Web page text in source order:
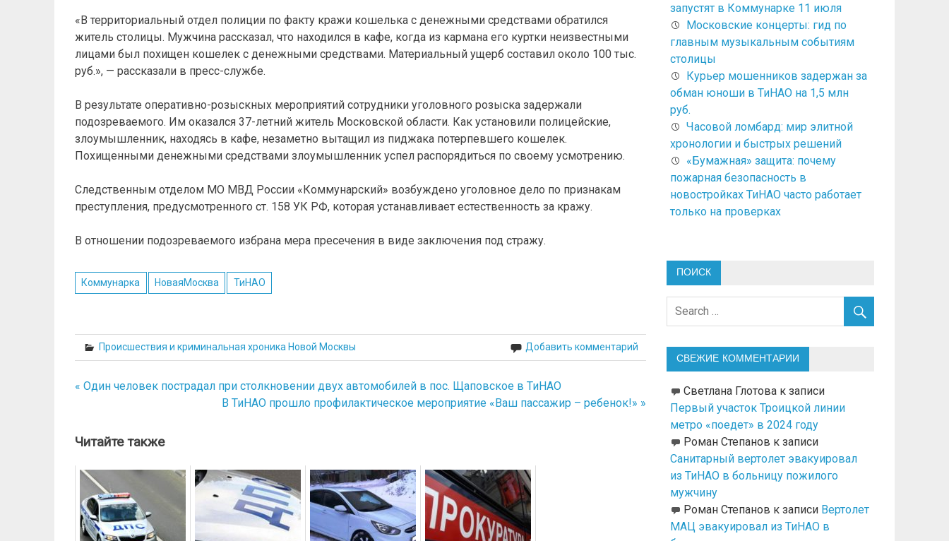
«В территориальный отдел полиции по факту кражи кошелька с денежными средствами обратился
житель столицы. Мужчина рассказал, что находился в кафе, когда из кармана его куртки неизвестными
лицами был похищен кошелек с денежными средствами. Материальный ущерб составил около 100 тыс.
руб.», — рассказали в пресс-службе.
В результате оперативно-розыскных мероприятий сотрудники уголовного розыска задержали
подозреваемого. Им оказался 37-летний житель Московской области. Как установили полицейские,
злоумышленник, находясь в кафе, незаметно вытащил из пиджака потерпевшего кошелек.
Похищенными денежными средствами злоумышленник успел распорядиться по своему усмотрению.
Следственным отделом МО МВД России «Коммунарский» возбуждено уголовное дело по признакам
преступления, предусмотренного ст. 158 УК РФ, которая устанавливает естественность за кражу.
В отношении подозреваемого избрана мера пресечения в виде заключения под стражу.
Коммунарка НоваяМосква ТиНАО
Происшествия и криминальная хроника Новой Москвы Добавить комментарий
Навигация
записям
« Один человек пострадал при столкновении двух автомобилей в пос. Щаповское в ТиНАО
В ТиНАО прошло профилактическое мероприятие «Ваш пассажир – ребенок!» »
Читайте также
запустят в Коммунарке 11 июля
Московские концерты: гид по
главным музыкальным событиям
столицы
Курьер мошенников задержан за
обман юноши в ТиНАО на 1,5 млн
руб.
Часовой ломбард: мир элитной
хронологии и быстрых решений
«Бумажная» защита: почему
пожарная безопасность в
новостройках ТиНАО часто работает
только на проверках
ПОИСК
СВЕЖИЕ КОММЕНТАРИИ
Светлана Глотовак записи
Первый участок Троицкой линии
метро «поедет» в 2024 году
Роман Степанов к записи
Санитарный вертолет эвакуировал
из ТиНАО в больницу пожилого
мужчину
Роман Степанов к записи Вертолет
МАЦ эвакуировал из ТиНАО в